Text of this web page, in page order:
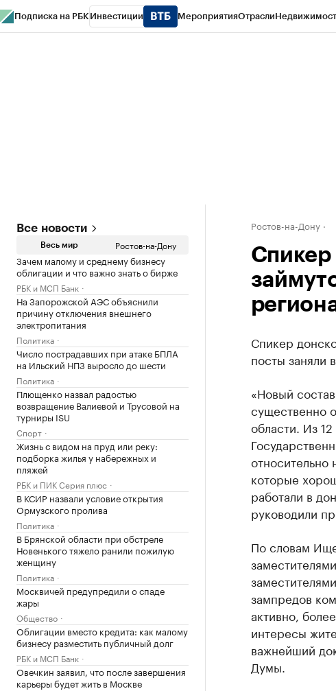
Подписка на РБК Инвестиции МероприятияОтрасли
Все новости
Весь мир Ростов-на-Дону
Зачем малому и среднему бизнесу
облигации и что важно знать о бирже
РБК и МСП Банк
На Запорожской АЭС объяснили
причину отключения внешнего
электропитания
Политика
Число пострадавших при атаке БПЛА
на Ильский НПЗ выросло до шести
Политика
Плющенко назвал радостью
возвращение Валиевой и Трусовой на
турниры ISU
Спорт
Жизнь с видом на пруд или реку:
подборка жилья у набережных и
пляжей
РБК и ПИК Серия плюс
В КСИР назвали условие открытия
Ормузского пролива
Политика
В Брянской области при обстреле
Новенького тяжело ранили пожилую
женщину
Политика
Москвичей предупредили о спаде
жары
Общество
Облигации вместо кредита: как малому
бизнесу разместить публичный долг
РБК и МСП Банк
Овечкин заявил, что после завершения
карьеры будет жить в Москве
Ростов-на-Дону
Спикер
Спикер
посты заняли
«Новый
существенно
области. Из
относительно
которые
работали в
руководили
По словам
зампредов
активно,
интересы
важнейший
Думы.